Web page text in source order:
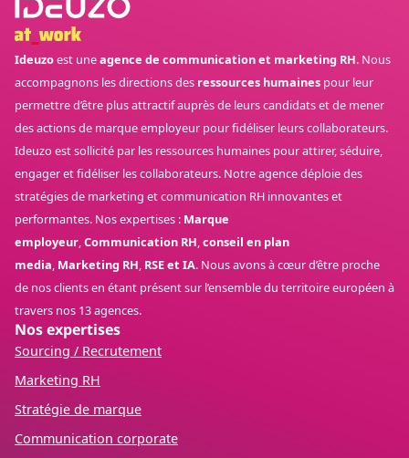
Ideuzoest uneagence de communication et marketing RH. Nous
accompagnons les directions des ressources humaines pour leur
permettre d’être plus attractif auprès de leurs candidats et de mener
des actions de marque employeur pour fidéliser leurs collaborateurs.
Ideuzo est sollicité par les ressources humaines pour attirer, séduire,
engager et fidéliser les collaborateurs. Notre agence déploie des
stratégies de marketing et communication RH innovantes et
performantes. Nos expertises : Marque
employeur,Communication RH,conseil en plan
media, Marketing RH, RSE et IA. Nous avons à cœur d’être proche
de nos clients en étant présent sur l’ensemble du territoire européen à
travers nos 13 agences.
Nos expertises
Sourcing / Recrutement
Marketing RH
Stratégie de marque
Communication corporate